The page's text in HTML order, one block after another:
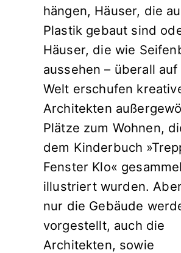
hängen, Häuser, die
Plastik gebaut sind
Häuser, die wie
aussehen – überall
Welt erschufen
Architekten
Plätze zum Wohnen,
dem Kinderbuch
Fenster Klo«
illustriert wurden.
nur die Gebäude
vorgestellt, auch die
Architekten, sowie